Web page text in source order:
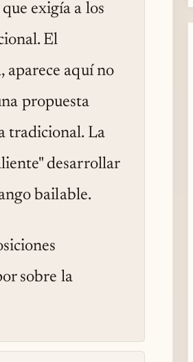
exigía a los
El
aparece aquí no
propuesta
tradicional. La
desarrollar
bailable.
sobre la